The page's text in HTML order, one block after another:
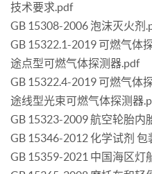
技术要求.pdf
GB 15308-2006 泡沫灭火剂
GB 15322.1-2019 可燃气体
途点型可燃气体探测器.pdf
GB 15322.4-2019 可燃气体
途线型光束可燃气体探测器
GB 15323-2009 航空轮胎内
GB 15346-2012 化学试剂 包
GB 15359-2021 中国海区灯